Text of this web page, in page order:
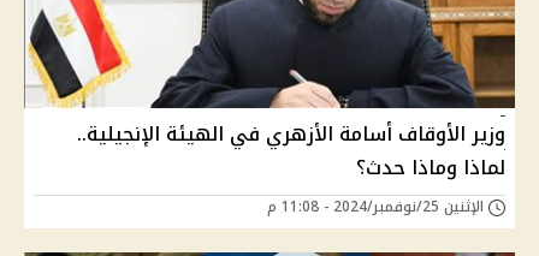
وزير الأوقاف أسامة الأزهري في الهيئة الإنجيلية..
لماذا وماذا حدث؟
الإثنين 25/نوفمبر/2024 - 11:08 م